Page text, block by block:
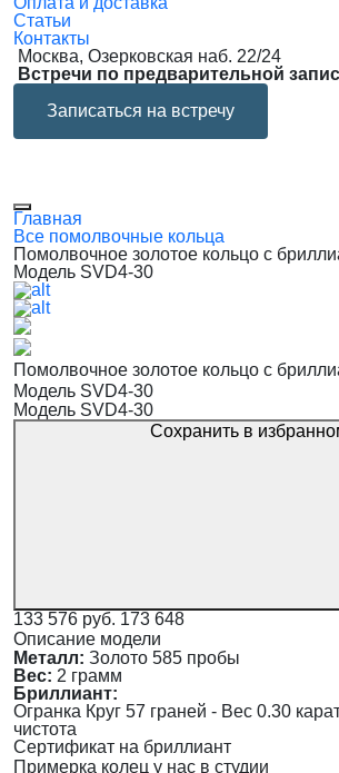
Статьи
Контакты
Москва, Озерковская наб. 22/24
Встречи по предварительной
Записаться на встречу
Главная
Все помолвочные кольца
Помолвочное золотое кольцо с
Модель SVD4-30
Помолвочное золотое кольцо с
Модель SVD4-30
Модель SVD4-30
Сохранить в
133 576 руб. 173 648
Описание модели
Металл: Золото 585 пробы
Вес: 2 грамм
Бриллиант:
Огранка Круг 57 граней - Вес 0.30
чистота
Сертификат на бриллиант
Примерка колец у нас в студии